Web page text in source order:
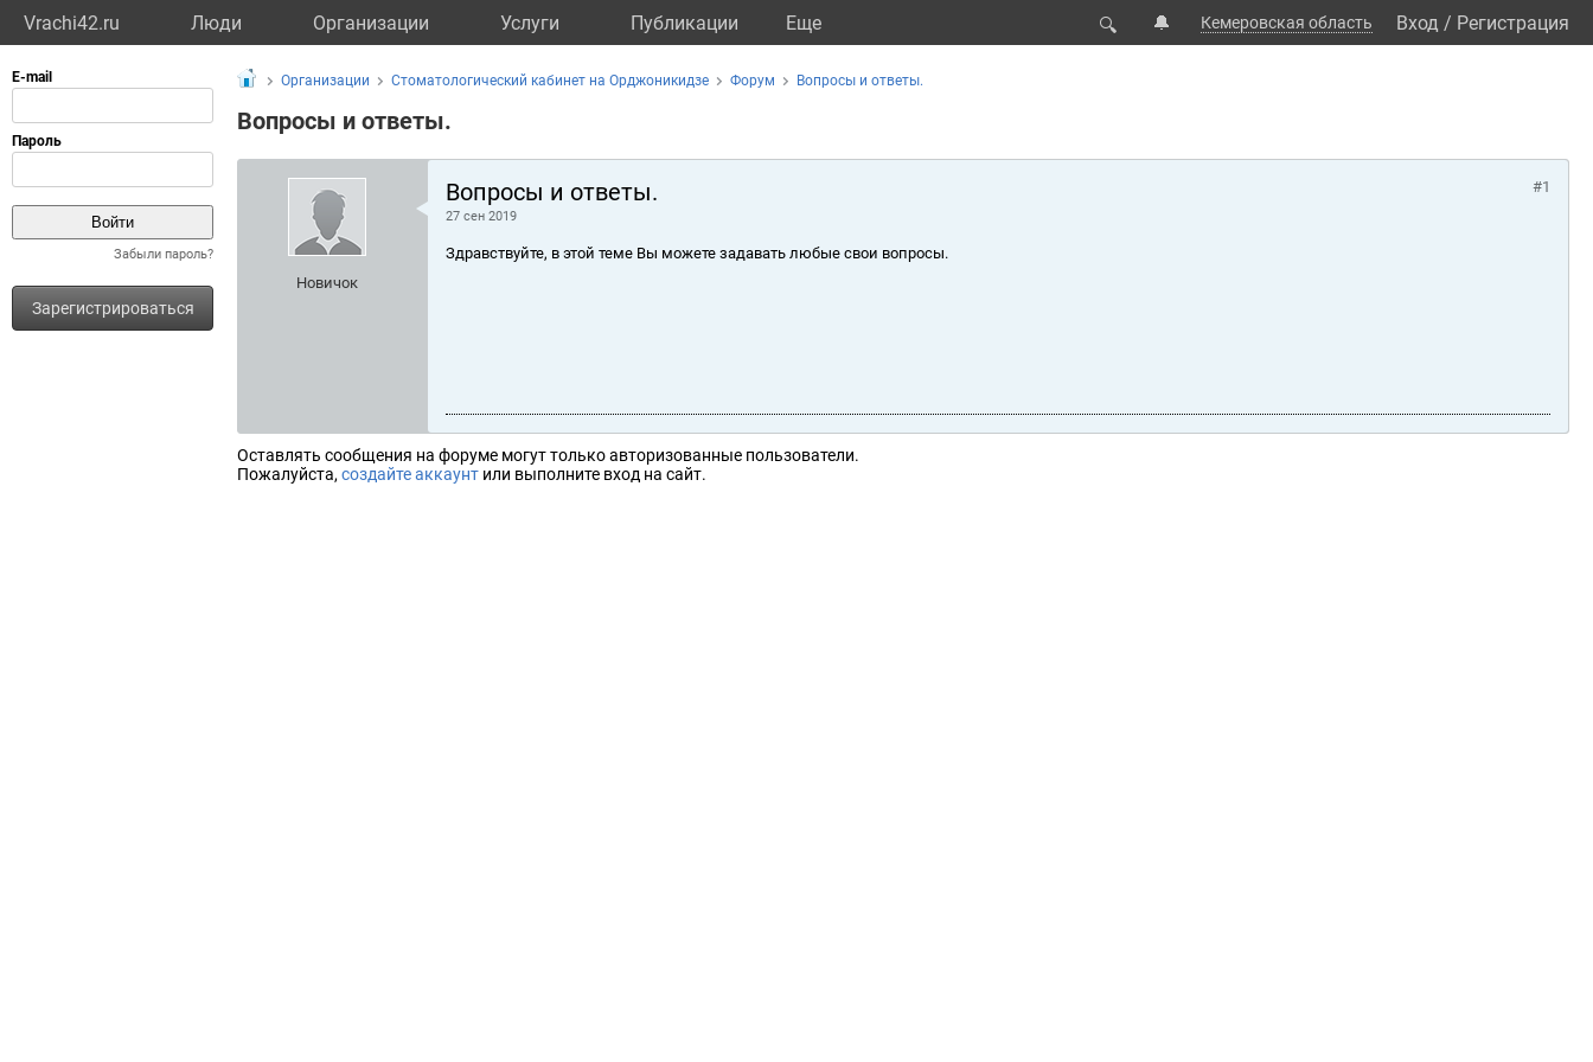
Vrachi42.ru Люди Организации Услуги Публикации Eще 🔍 🔔 Кемеровская область Вход / Регистрация
Забыли пароль?
Зарегистрироваться
Организации Стоматологический кабинет на Орджоникидзе Форум Вопросы и ответы.
Вопросы и ответы.
Новичок
Вопросы и ответы.
27 сен 2019
#1
Здравствуйте, в этой теме Вы можете задавать любые свои вопросы.
Оставлять сообщения на форуме могут только авторизованные пользователи.
Пожалуйста, создайте аккаунт или выполните вход на сайт.